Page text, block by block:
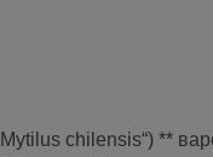
chilensis“) **